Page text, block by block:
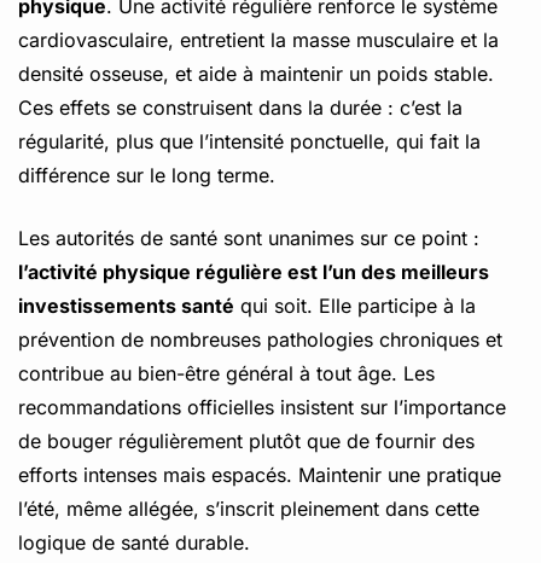
physique. Une activité régulière renforce le système
cardiovasculaire, entretient la masse musculaire et la
densité osseuse, et aide à maintenir un poids stable.
Ces effets se construisent dans la durée : c’est la
régularité, plus que l’intensité ponctuelle, qui fait la
différence sur le long terme.
Les autorités de santé sont unanimes sur ce point :
l’activité physique régulière est l’un des meilleurs
investissements santé qui soit. Elle participe à la
prévention de nombreuses pathologies chroniques et
contribue au bien-être général à tout âge. Les
recommandations officielles insistent sur l’importance
de bouger régulièrement plutôt que de fournir des
efforts intenses mais espacés. Maintenir une pratique
l’été, même allégée, s’inscrit pleinement dans cette
logique de santé durable.